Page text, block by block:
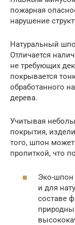
пожарная
нарушение
Натуральный
Отличается
не требующих
покрывается
обработанного
дерева.
Учитывая
покрытия,
того, шпон
пропиткой, что
Эко-шпон
и для
составе